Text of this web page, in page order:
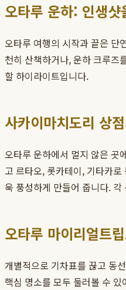
오타루 운하: 인생
오타루 여행의 시작과 끝은 단
천히 산책하거나, 운하 크루즈
할 하이라이트입니다.
사카이마치도리 상
오타루 운하에서 멀지 않은 곳
고 르타오, 롯카테이, 기타카
욱 풍성하게 만들어 줍니다.
오타루 마이리얼트
개별적으로 기차표를 끊고 동
핵심 명소를 모두 둘러볼 수